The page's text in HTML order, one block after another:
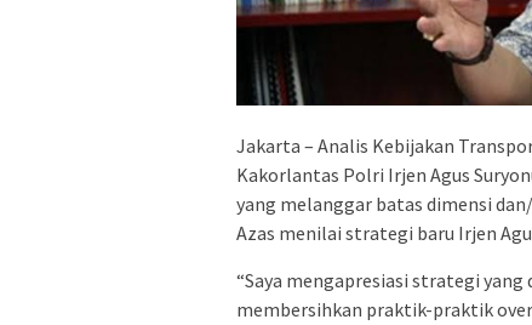
Jakarta – Analis Kebijakan
Kakorlantas Polri Irjen Agus
yang melanggar batas dimensi
Azas menilai strategi baru Irjen
“Saya mengapresiasi strategi
membersihkan praktik-praktik